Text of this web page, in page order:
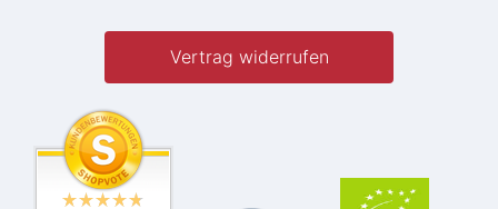
Vertrag widerrufen